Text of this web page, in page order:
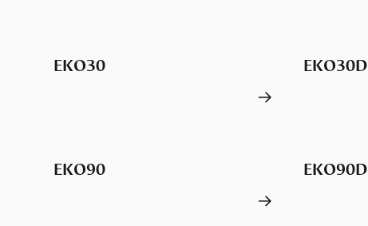
EKO30 EKO30D
EKO90 EKO90D